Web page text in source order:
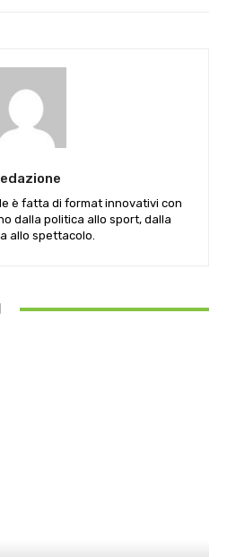
è fatta di format innovativi con
dalla politica allo sport, dalla
allo spettacolo.